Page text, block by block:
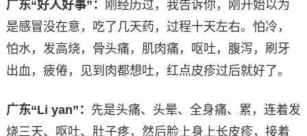
广东“好人好事”：
刚经历过，我告诉你，刚开始以为
是感冒没在意，吃了几天药，过程十天左右。怕冷，
怕水，发高烧，骨头痛，肌肉痛，呕吐，腹泻，刷牙
出血，疲倦，见到肉都想吐，红点皮疹过后就好了。
广东“Li yan”： 先是头痛、头晕、全身痛、累，连着发
烧三天、呕吐、肚子疼，然后脸上身上长皮疹，接着